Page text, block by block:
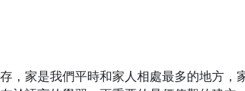
，家是我們平時和家人相處最多的地方